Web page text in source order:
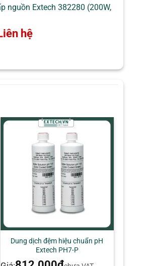
nguồn Extech 382280 (200W,
hệ
Dung dịch đệm hiệu chuẩn pH
Extech PH7-P